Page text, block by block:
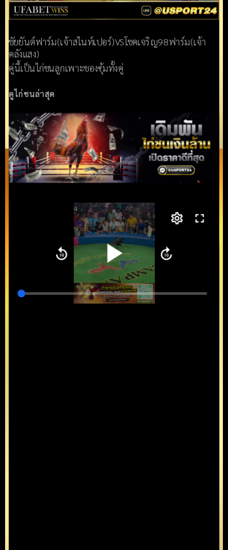
ชัยยันต์ฟาร์ม(เจ้าสไนท์เปอร์)VSโชคเจริญ98ฟาร์ม(เจ้า
คลังแสง)
คู่นี้เป็นไก่ชนลูกเพาะของซุ้มทั้งคู่
ดูไก่ชนล่าสุด